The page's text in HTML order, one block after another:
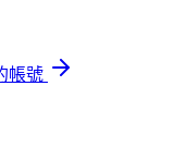
帳號